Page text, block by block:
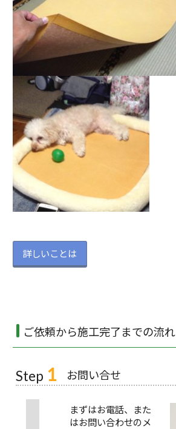
詳しいことは
ご依頼から施工完了までの流れ
Step 1 お問い合せ
まずはお電話、また
はお問い合わせのメ